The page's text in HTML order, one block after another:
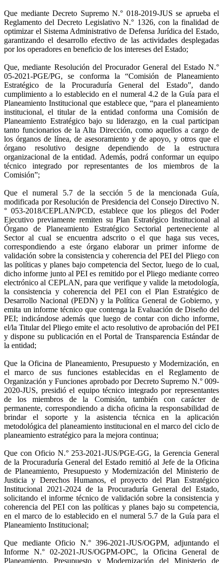
Que mediante Decreto Supremo N.° 018-2019-JUS se aprueba el
Reglamento del Decreto Legislativo N.° 1326, con la finalidad de
optimizar el Sistema Administrativo de Defensa Jurídica del Estado,
garantizando el desarrollo efectivo de las actividades desplegadas
por los operadores en beneficio de los intereses del Estado;
Que, mediante Resolución del Procurador General del Estado N.°
05-2021-PGE/PG, se conforma la “Comisión de Planeamiento
Estratégico de la Procuraduría General del Estado”, dando
cumplimiento a lo establecido en el numeral 4.2 de la Guía para el
Planeamiento Institucional que establece que, “para el planeamiento
institucional, el titular de la entidad conforma una Comisión de
Planeamiento Estratégico bajo su liderazgo, en la cual participan
tanto funcionarios de la Alta Dirección, como aquellos a cargo de
los órganos de línea, de asesoramiento y de apoyo, y otros que el
órgano resolutivo designe dependiendo de la estructura
organizacional de la entidad. Además, podrá conformar un equipo
técnico integrado por representantes de los miembros de la
Comisión”;
Que el numeral 5.7 de la sección 5 de la mencionada Guía,
modificada por Resolución de Presidencia del Consejo Directivo N.
° 053-2018/CEPLAN/PCD, establece que los pliegos del Poder
Ejecutivo previamente remiten su Plan Estratégico Institucional al
Órgano de Planeamiento Estratégico Sectorial perteneciente al
Sector al cual se encuentra adscrito o el que haga sus veces,
correspondiendo a este órgano elaborar un primer informe de
validación sobre la consistencia y coherencia del PEI del Pliego con
las políticas y planes bajo competencia del Sector, luego de lo cual,
dicho informe junto al PEI es remitido por el Pliego mediante correo
electrónico al CEPLAN, para que verifique y valide la metodología,
la consistencia y coherencia del PEI con el Plan Estratégico de
Desarrollo Nacional (PEDN) y la Política General de Gobierno, y
emita un informe técnico que contenga la Evaluación de Diseño del
PEI; indicándose además que luego de contar con dicho informe,
el/la Titular del Pliego emite el acto resolutivo de aprobación del PEI
y dispone su publicación en el Portal de Transparencia Estándar de
la entidad;
Que la Oficina de Planeamiento, Presupuesto y Modernización, en
el marco de sus funciones establecidas en el Reglamento de
Organización y Funciones aprobado por Decreto Supremo N.° 009-
2020-JUS, presidió el equipo técnico integrado por representantes
de los miembros de la Comisión, también con carácter de
permanente, correspondiendo a dicha oficina la responsabilidad de
brindar el soporte y la asistencia técnica en la aplicación
metodológica del planeamiento institucional en el marco del ciclo de
planeamiento estratégico para la mejora continua;
Que con Oficio N.° 253-2021-JUS/PGE-GG, la Gerencia General
de la Procuraduría General del Estado remitió al Jefe de la Oficina
de Planeamiento, Presupuesto y Modernización del Ministerio de
Justicia y Derechos Humanos, el proyecto del Plan Estratégico
Institucional 2021-2024 de la Procuraduría General del Estado,
solicitando el informe técnico de validación sobre la consistencia y
coherencia del PEI con las políticas y planes bajo su competencia,
en el marco de lo establecido en el numeral 5.7 de la Guía para el
Planeamiento Institucional;
Que mediante Oficio N.° 396-2021-JUS/OGPM, adjuntando el
Informe N.° 02-2021-JUS/OGPM-OPC, la Oficina General de
Planeamiento, Presupuesto y Modernización del Ministerio de